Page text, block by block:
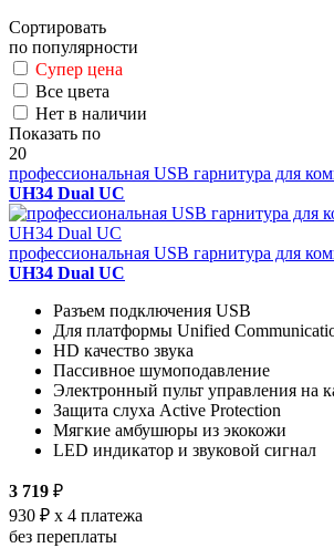
Сортировать
по популярности
Супер цена
Все цвета
Нет в наличии
Показать по
20
профессиональная USB гарнитура для
UH34 Dual UC
профессиональная USB гарнитура для
UH34 Dual UC
Разъем подключения USB
Для платформы Unified
HD качество звука
Пассивное шумоподавление
Электронный пульт управления на
Защита слуха Active Protection
Мягкие амбушюры из экокожи
LED индикатор и звуковой сигнал
3 719 ₽
930 ₽ x 4 платежа
без переплаты